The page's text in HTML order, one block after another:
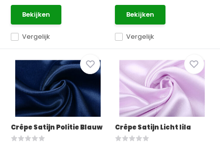
Vergelijk
Bekijken
Vergelijk
Bekijken
Crêpe Satijn Politie Blauw Crêpe Satijn Licht lila